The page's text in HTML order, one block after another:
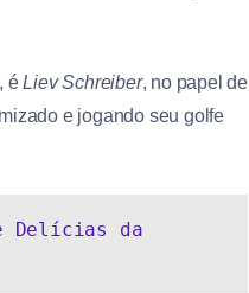
éLiev Schreiber, no papel de
e jogando seu golfe
Delícias da